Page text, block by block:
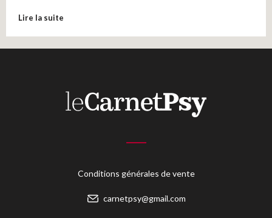
Lire la suite
Conditions générales de vente
carnetpsy@gmail.com